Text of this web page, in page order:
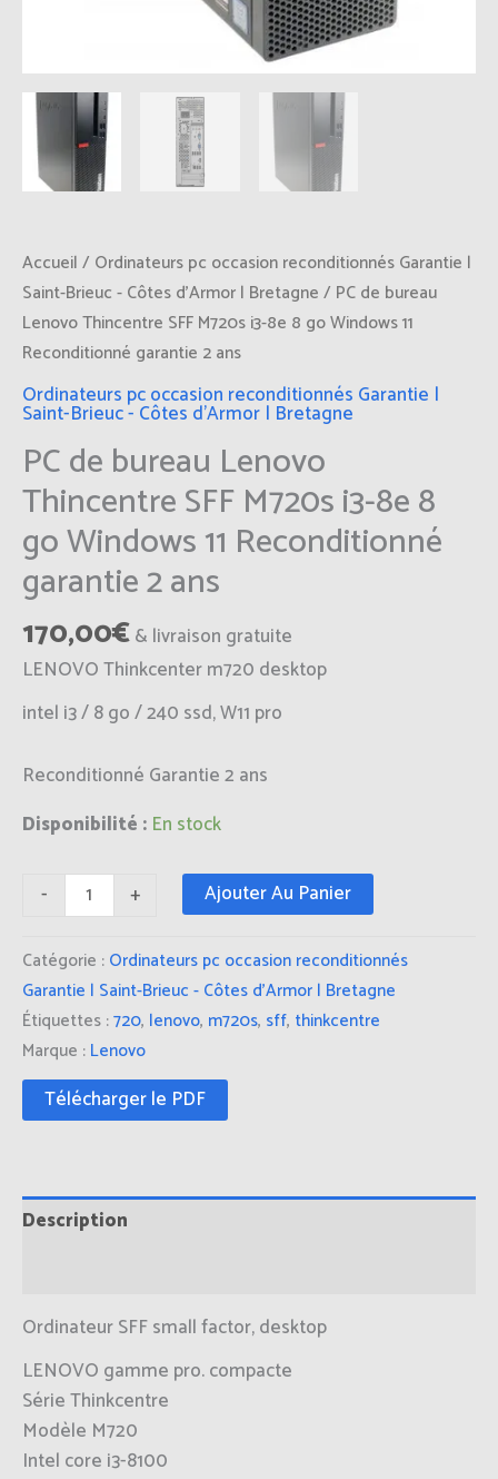
Accueil / Ordinateurs pc occasion reconditionnés Garantie |
Saint-Brieuc - Côtes d'Armor | Bretagne / PC de bureau
Lenovo Thincentre SFF M720s i3-8e 8 go Windows 11
Reconditionné garantie 2 ans
Ordinateurs pc occasion reconditionnés Garantie |
Saint-Brieuc - Côtes d'Armor | Bretagne
PC de bureau Lenovo
Thincentre SFF M720s i3-8e 8
go Windows 11 Reconditionné
garantie 2 ans
170,00€& livraison gratuite
LENOVO Thinkcenter m720 desktop
intel i3 / 8 go / 240 ssd, W11 pro
Reconditionné Garantie 2 ans
Disponibilité : En stock
- + Ajouter Au Panier
Catégorie : Ordinateurs pc occasion reconditionnés
Garantie | Saint-Brieuc - Côtes d'Armor | Bretagne
Étiquettes :720, lenovo, m720s, sff, thinkcentre
Marque : Lenovo
Télécharger le PDF
Description
Ordinateur SFF small factor, desktop
LENOVO gamme pro. compacte
Série Thinkcentre
Modèle M720
Intel core i3-8100